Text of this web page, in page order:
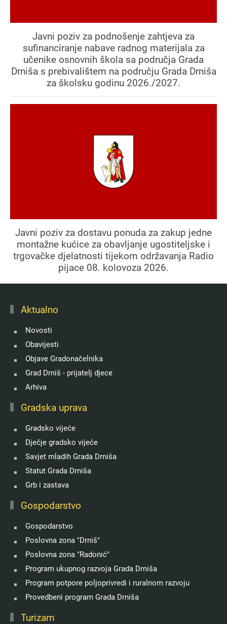
Javni poziv za podnošenje zahtjeva za
sufinanciranje nabave radnog materijala za
učenike osnovnih škola sa područja Grada
Drniša s prebivalištem na području Grada Drniša
za školsku godinu 2026./2027.
Javni poziv za dostavu ponuda za zakup jedne
montažne kućice za obavljanje ugostiteljske i
trgovačke djelatnosti tijekom održavanja Radio
pijace 08. kolovoza 2026.
Aktualno
Novosti
Obavijesti
Objave Gradonačelnika
Grad Drniš - prijatelj djece
Arhiva
Gradska uprava
Gradsko vijeće
Dječje gradsko vijeće
Savjet mladih Grada Drniša
Statut Grada Drniša
Grb i zastava
Gospodarstvo
Gospodarstvo
Poslovna zona "Drniš"
Poslovna zona "Radonić"
Program ukupnog razvoja Grada Drniša
Program potpore poljoprivredi i ruralnom razvoju
Provedbeni program Grada Drniša
Turizam